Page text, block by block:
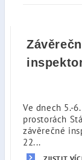
Ve dnech 5.-
prostorách
závěrečné
22...